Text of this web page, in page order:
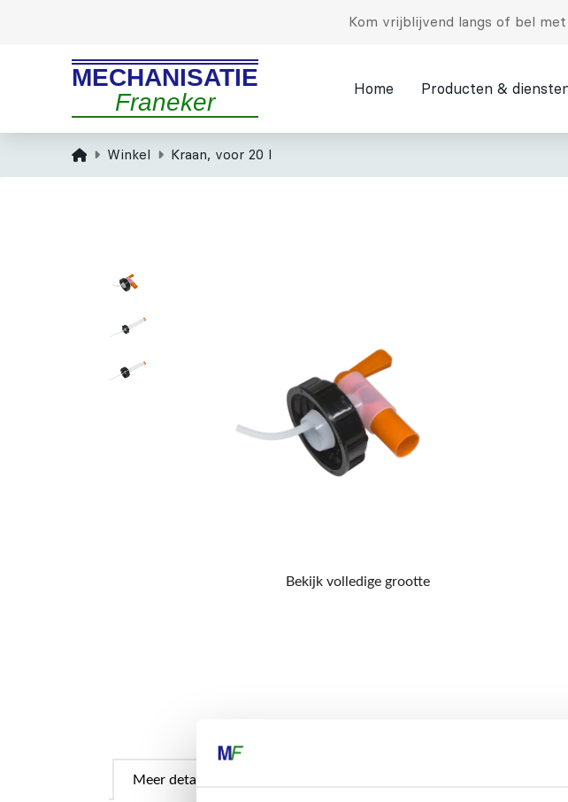
Kom vrijblijvend langs of bel met
MECHANISATIE
Franeker
Home Producten &
HomeWinkel Kraan, voor 20 l
Bekijk volledige grootte
Meer details